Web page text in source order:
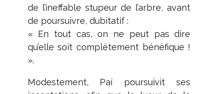
de l’ineffable stupeur de l’arbre, avant
de poursuivre, dubitatif :
« En tout cas, on ne peut pas dire
qu’elle soit complètement bénéfique !
».
Modestement, Paí poursuivit ses